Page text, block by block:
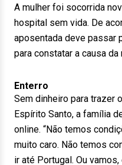
A mulher foi socorrida
hospital sem vida. De
aposentada deve passar
para constatar a causa da
Enterro
Sem dinheiro para trazer
Espírito Santo, a família
online. “Não temos
muito caro. Não temos
ir até Portugal. Ou